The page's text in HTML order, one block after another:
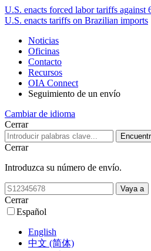
U.S. enacts forced labor tariffs against
U.S. enacts tariffs on Brazilian imports
Noticias
Oficinas
Contacto
Recursos
OIA Connect
Seguimiento de un envío
Cambiar de idioma
Cerrar
Cerrar
Introduzca su número de envío.
Cerrar
Español
English
中文 (简体)